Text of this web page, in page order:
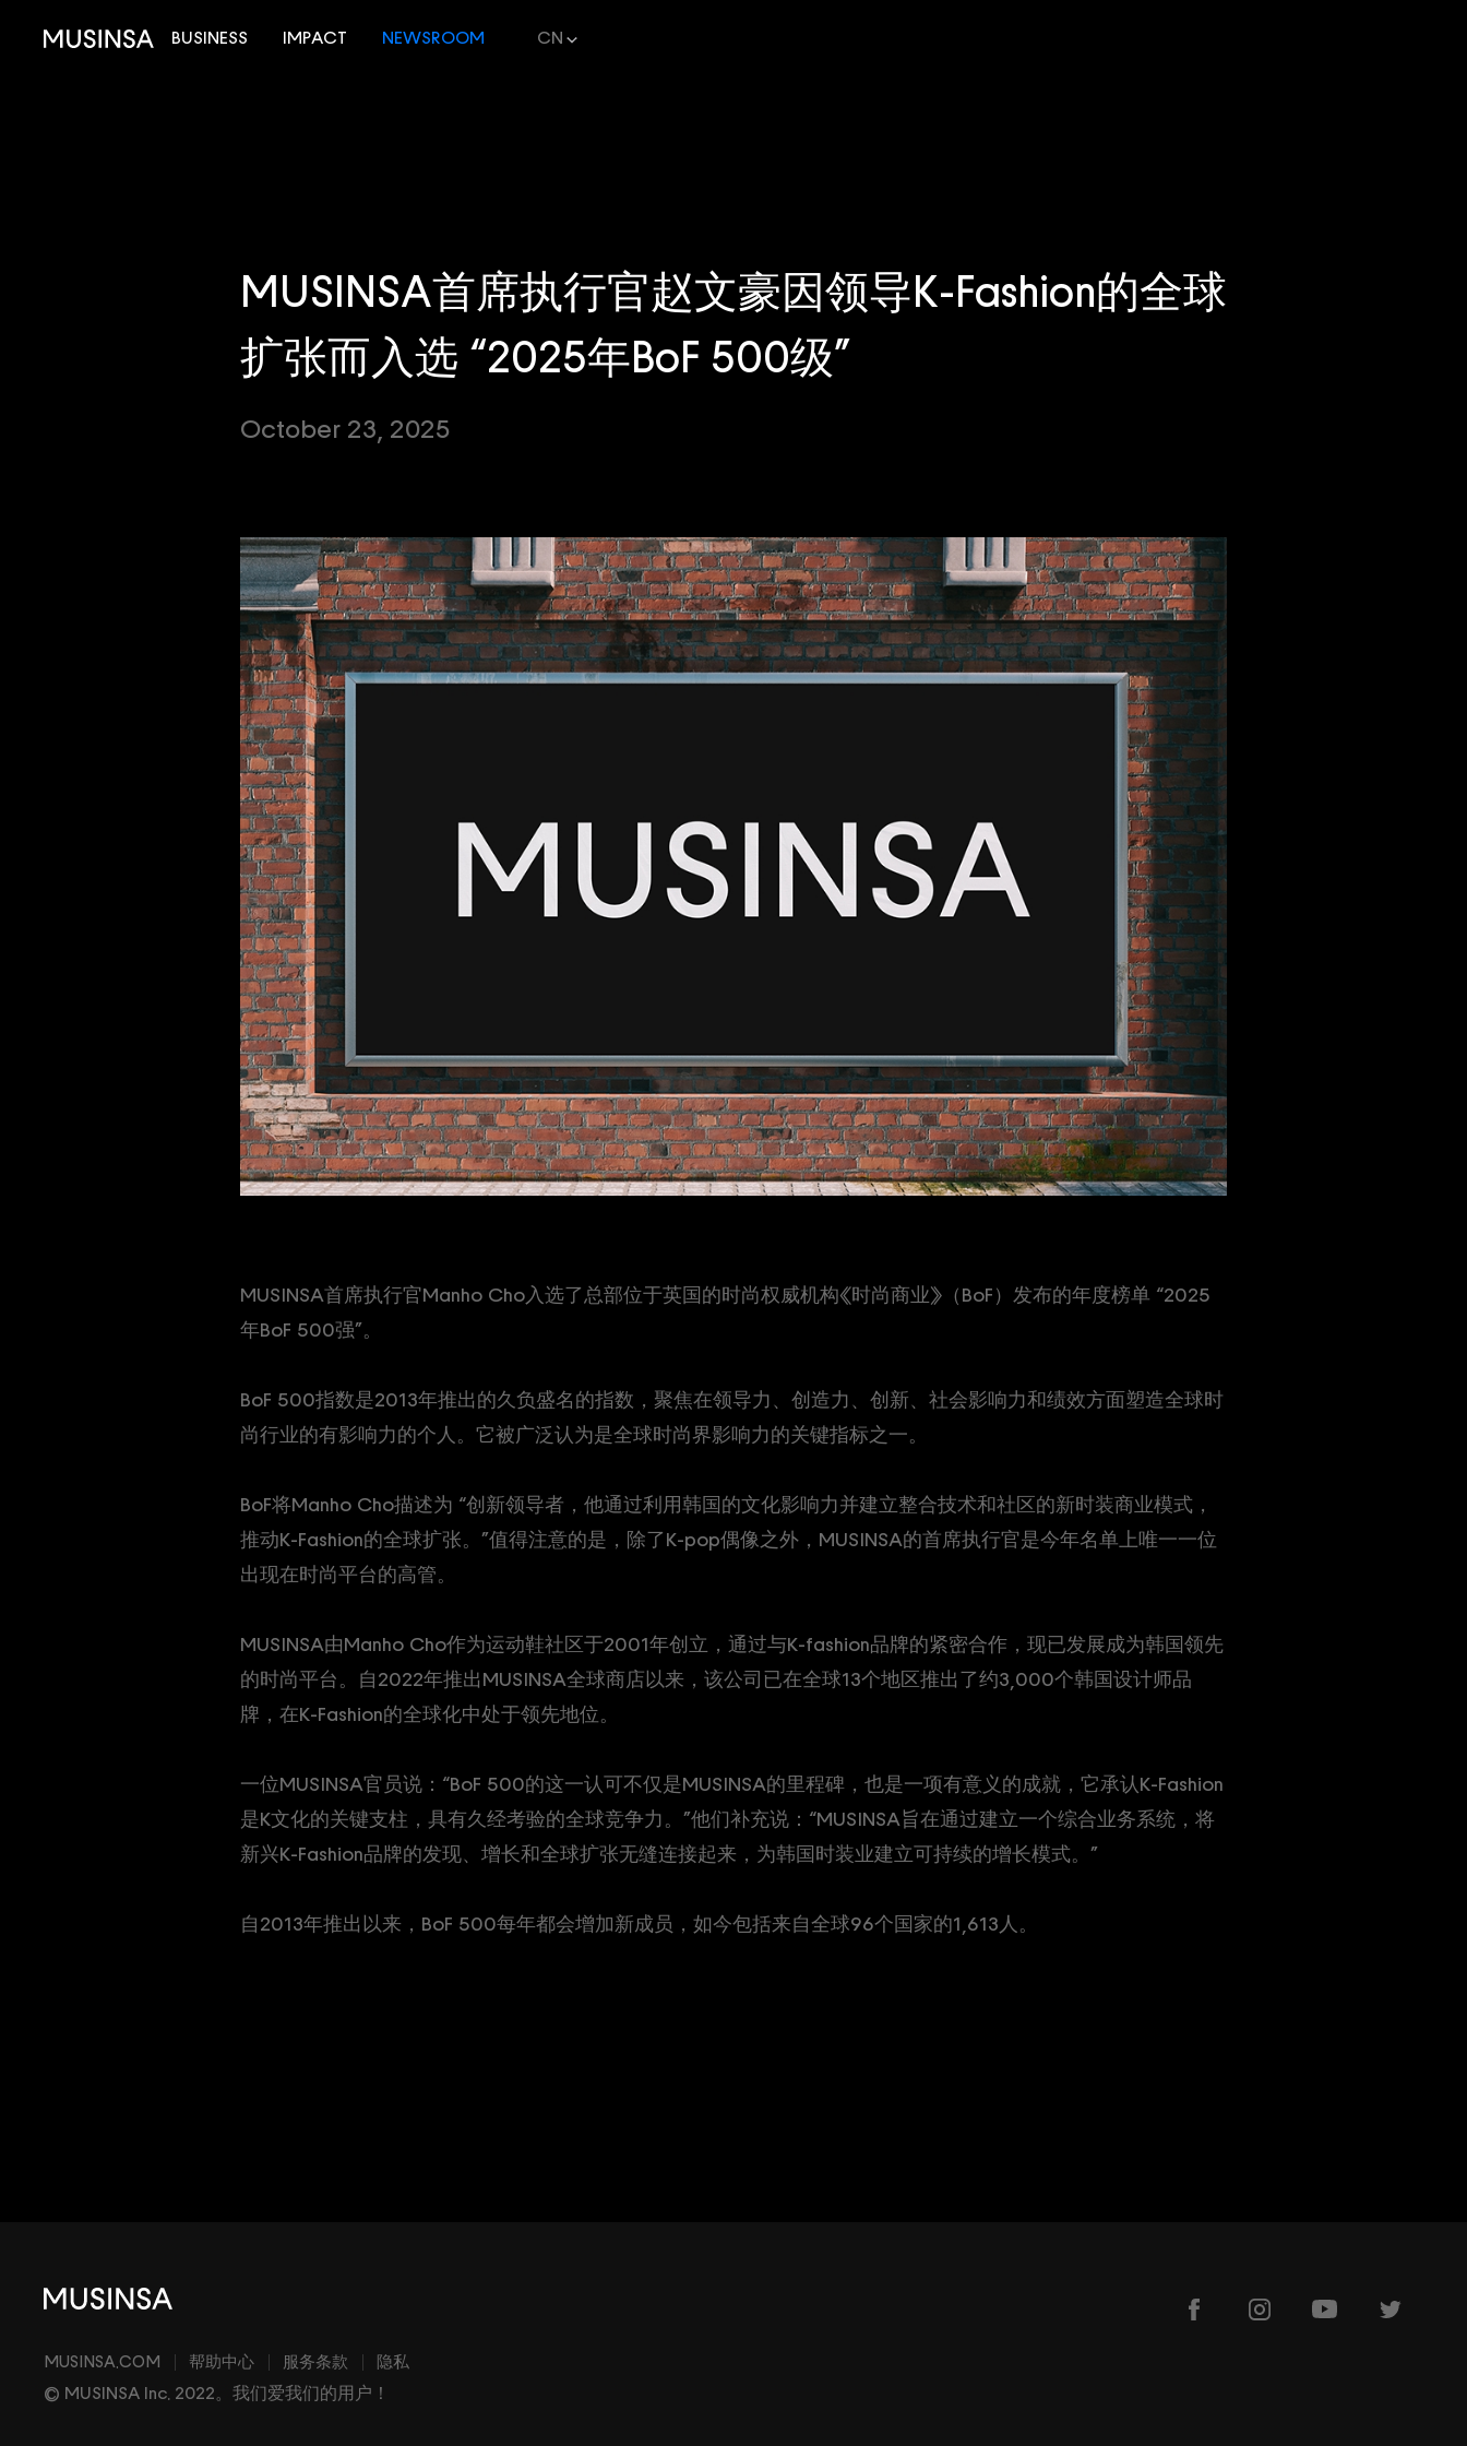
BUSINESS IMPACT NEWSROOM CN
MUSINSA首席执行官赵文豪因领导K-Fashion的全球
扩张而入选 “2025年BoF 500级”
October 23, 2025
MUSINSA首席执行官Manho Cho入选了总部位于英国的时尚权威机构《时尚商业》（BoF）发布的年度榜单 “2025
年BoF 500强”。
BoF 500指数是2013年推出的久负盛名的指数，聚焦在领导力、创造力、创新、社会影响力和绩效方面塑造全球时
尚行业的有影响力的个人。它被广泛认为是全球时尚界影响力的关键指标之一。
BoF将Manho Cho描述为 “创新领导者，他通过利用韩国的文化影响力并建立整合技术和社区的新时装商业模式，
推动K-Fashion的全球扩张。”值得注意的是，除了K-pop偶像之外，MUSINSA的首席执行官是今年名单上唯一一位
出现在时尚平台的高管。
MUSINSA由Manho Cho作为运动鞋社区于2001年创立，通过与K-fashion品牌的紧密合作，现已发展成为韩国领先
的时尚平台。自2022年推出MUSINSA全球商店以来，该公司已在全球13个地区推出了约3,000个韩国设计师品
牌，在K-Fashion的全球化中处于领先地位。
一位MUSINSA官员说：“BoF 500的这一认可不仅是MUSINSA的里程碑，也是一项有意义的成就，它承认K-Fashion
是K文化的关键支柱，具有久经考验的全球竞争力。”他们补充说：“MUSINSA旨在通过建立一个综合业务系统，将
新兴K-Fashion品牌的发现、增长和全球扩张无缝连接起来，为韩国时装业建立可持续的增长模式。”
自2013年推出以来，BoF 500每年都会增加新成员，如今包括来自全球96个国家的1,613人。
MUSINSA.COM 帮助中心 服务条款 隐私
© MUSINSA Inc. 2022。我们爱我们的用户！